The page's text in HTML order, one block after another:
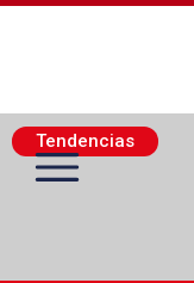
Tendencias